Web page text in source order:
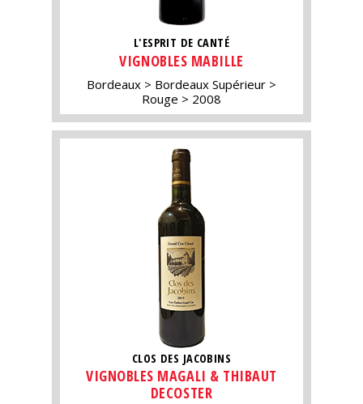
L'ESPRIT DE CANTÉ
VIGNOBLES MABILLE
Bordeaux
Bordeaux Supérieur
Rouge
2008
CLOS DES JACOBINS
VIGNOBLES MAGALI & THIBAUT
DECOSTER